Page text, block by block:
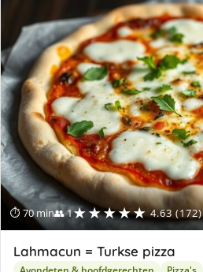
⏱ 70 min👥 1★★★★★ 4.63 (172)
Lahmacun = Turkse pizza